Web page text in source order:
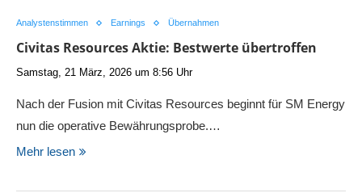
Analystenstimmen Earnings Übernahmen
Civitas Resources Aktie: Bestwerte übertroffen
Samstag, 21 März, 2026 um 8:56 Uhr
Nach der Fusion mit Civitas Resources beginnt für SM Energy
nun die operative Bewährungsprobe.…
Mehr lesen